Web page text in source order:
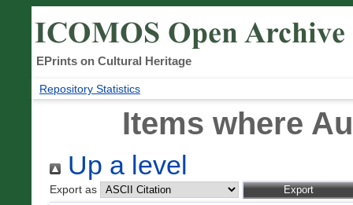
EPrints on Cultural Heritage
Repository Statistics
Items where
Up a level
Export as